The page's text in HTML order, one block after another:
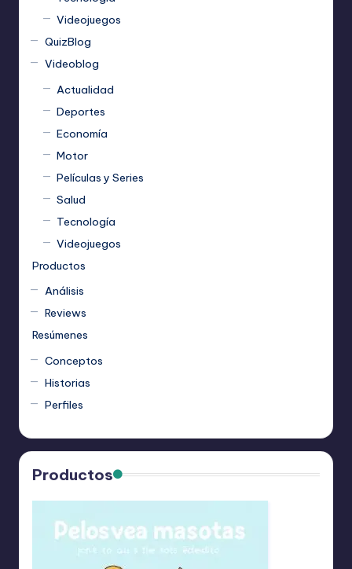
Videojuegos
QuizBlog
Videoblog
Actualidad
Deportes
Economía
Motor
Películas y Series
Salud
Tecnología
Videojuegos
Productos
Análisis
Reviews
Resúmenes
Conceptos
Historias
Perfiles
Productos